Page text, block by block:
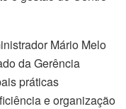
Mário Melo
da Gerência
práticas
e organização